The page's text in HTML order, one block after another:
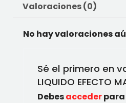
Valoraciones (0)
No hay valoraciones
Sé el primero en
LIQUIDO EFECTO
Debesaccederpara